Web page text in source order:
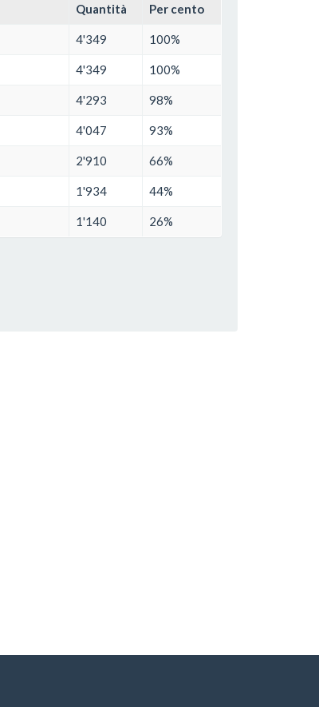
Quantità Per cento
4'349 100%
4'349 100%
4'293 98%
4'047 93%
2'910 66%
1'934 44%
1'140 26%